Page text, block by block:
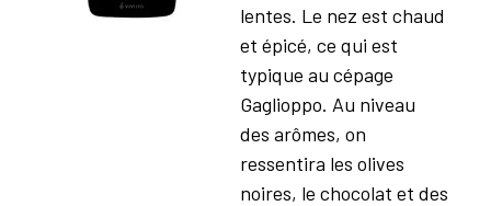
lentes. Le nez est chaud
et épicé, ce qui est
typique au cépage
Gaglioppo. Au niveau
des arômes, on
ressentira les olives
noires, le chocolat et des